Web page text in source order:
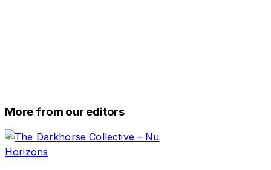
More from our editors